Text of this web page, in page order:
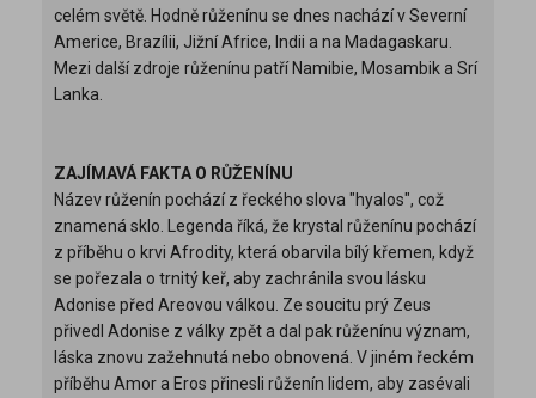
celém světě. Hodně růženínu se dnes nachází v Severní
Americe, Brazílii, Jižní Africe, Indii a na Madagaskaru.
Mezi další zdroje růženínu patří Namibie, Mosambik a Srí
Lanka.
ZAJÍMAVÁ FAKTA O RŮŽENÍNU
Název růženín pochází z řeckého slova "hyalos", což
znamená sklo. Legenda říká, že krystal růženínu pochází
z příběhu o krvi Afrodity, která obarvila bílý křemen, když
se pořezala o trnitý keř, aby zachránila svou lásku
Adonise před Areovou válkou. Ze soucitu prý Zeus
přivedl Adonise z války zpět a dal pak růženínu význam,
láska znovu zažehnutá nebo obnovená. V jiném řeckém
příběhu Amor a Eros přinesli růženín lidem, aby zasévali